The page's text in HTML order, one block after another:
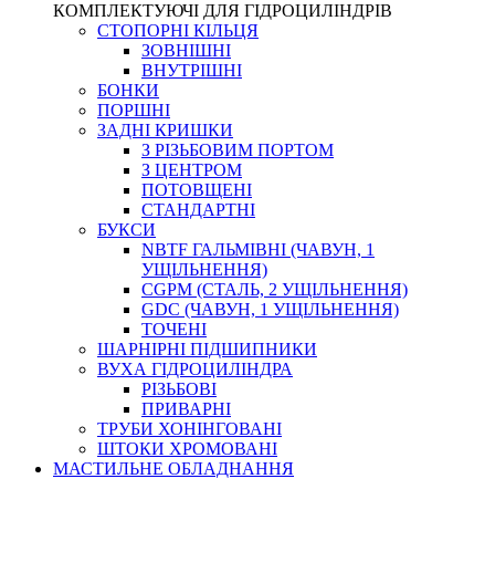
КОМПЛЕКТУЮЧІ ДЛЯ ГІДРОЦИЛІНДРІВ
СТОПОРНІ КІЛЬЦЯ
ЗОВНІШНІ
ВНУТРІШНІ
БОНКИ
ПОРШНІ
ЗАДНІ КРИШКИ
З РІЗЬБОВИМ ПОРТОМ
З ЦЕНТРОМ
ПОТОВЩЕНІ
СТАНДАРТНІ
БУКСИ
NBTF ГАЛЬМІВНІ (ЧАВУН, 1
УЩІЛЬНЕННЯ)
CGPM (СТАЛЬ, 2 УЩІЛЬНЕННЯ)
GDC (ЧАВУН, 1 УЩІЛЬНЕННЯ)
ТОЧЕНІ
ШАРНІРНІ ПІДШИПНИКИ
ВУХА ГІДРОЦИЛІНДРА
РІЗЬБОВІ
ПРИВАРНІ
ТРУБИ ХОНІНГОВАНІ
ШТОКИ ХРОМОВАНІ
МАСТИЛЬНЕ ОБЛАДНАННЯ